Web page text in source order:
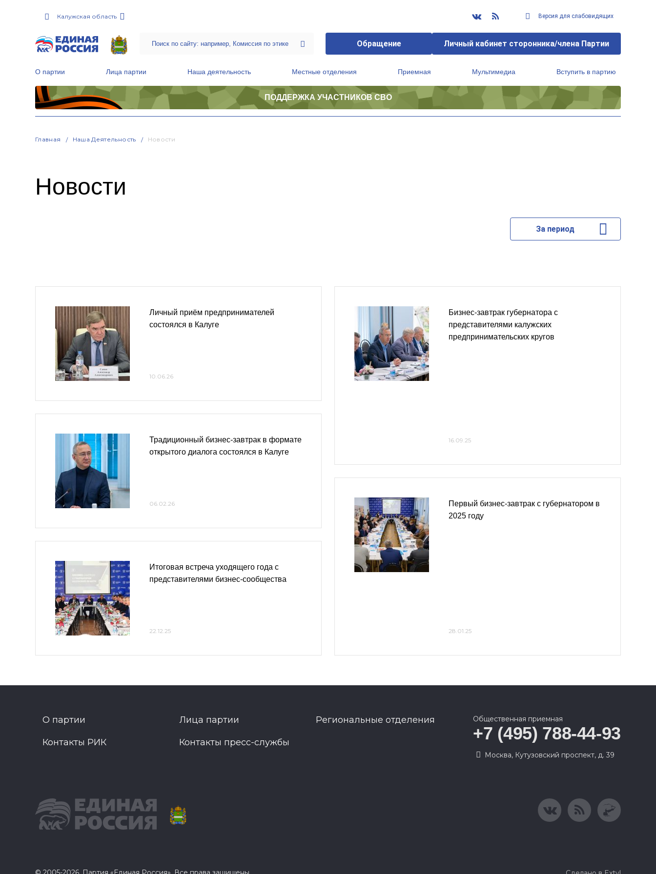
Калужская область Версия для слабовидящих
Обращение Личный кабинет сторонника/члена Партии
О партии Лица партии Наша деятельность Местные отделения Приемная Мультимедиа Вступить в партию
ПОДДЕРЖКА УЧАСТНИКОВ СВО
Главная Наша Деятельность Новости
Новости
За период
Личный приём предпринимателей
состоялся в Калуге
10.06.26
Традиционный бизнес-завтрак в формате
открытого диалога состоялся в Калуге
06.02.26
Итоговая встреча уходящего года с
представителями бизнес-сообщества
22.12.25
Бизнес-завтрак губернатора с
представителями калужских
предпринимательских кругов
16.09.25
Первый бизнес-завтрак с губернатором в
2025 году
28.01.25
О партии Лица партии Региональные отделения
Контакты РИК Контакты пресс-службы
Общественная приемная
+7 (495) 788-44-93
Москва, Кутузовский проспект, д. 39